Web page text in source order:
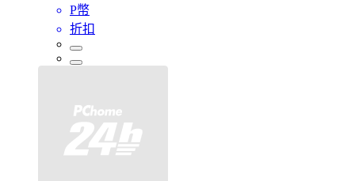
P幣
折扣